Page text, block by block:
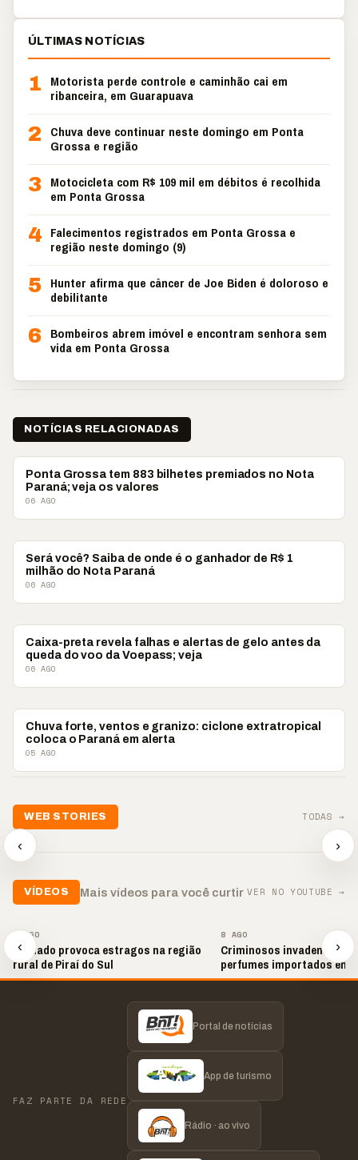
ÚLTIMAS NOTÍCIAS
1
Motorista perde controle e caminhão cai em
ribanceira, em Guarapuava
2
Chuva deve continuar neste domingo em Ponta
Grossa e região
3 Motocicleta com R$ 109 mil em débitos é recolhida
em Ponta Grossa
4 Falecimentos registrados em Ponta Grossa e
região neste domingo (9)
5 Hunter afirma que câncer de Joe Biden é doloroso e
debilitante
6 Bombeiros abrem imóvel e encontram senhora sem
vida em Ponta Grossa
NOTÍCIAS RELACIONADAS
PARANÁ
Ponta Grossa tem 883 bilhetes premiados no Nota
Paraná; veja os valores
06 AGO
PARANÁ
Será você? Saiba de onde é o ganhador de R$ 1
milhão do Nota Paraná
06 AGO
PARANÁ
Caixa-preta revela falhas e alertas de gelo antes da
queda do voo da Voepass; veja
06 AGO
PARANÁ
Chuva forte, ventos e granizo: ciclone extratropical
coloca o Paraná em alerta
05 AGO
WEB STORIES TODAS →
‹
📢💜 Agosto Lilás
reforça combate à
violência contra a
mulher
📢 Noite
chega
oração
›
VÍDEOS Mais vídeos para você curtir VER NO YOUTUBE →
‹
8 AGO
Tornado provoca estragos na região
rural de Piraí do Sul
8 AGO
Criminosos invadem loja
perfumes importados em
›
FAZ PARTE DA REDE
Portal de notícias
App de turismo
Rádio · ao vivo